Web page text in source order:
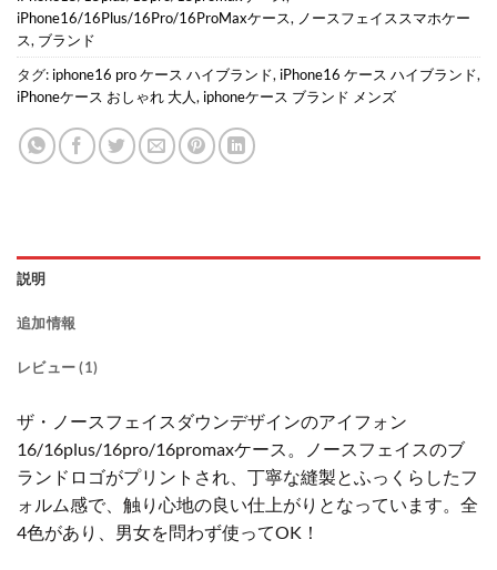
iPhone16/16Plus/16Pro/16ProMaxケース, ノースフェイススマホケー
ス, ブランド
タグ: iphone16 pro ケース ハイブランド, iPhone16 ケース ハイブランド,
iPhoneケース おしゃれ 大人, iphoneケース ブランド メンズ
説明
追加情報
レビュー (1)
ザ・ノースフェイスダウンデザインのアイフォン
16/16plus/16pro/16promaxケース。ノースフェイスのブ
ランドロゴがプリントされ、丁寧な縫製とふっくらしたフ
ォルム感で、触り心地の良い仕上がりとなっています。全
4色があり、男女を問わず使ってOK！